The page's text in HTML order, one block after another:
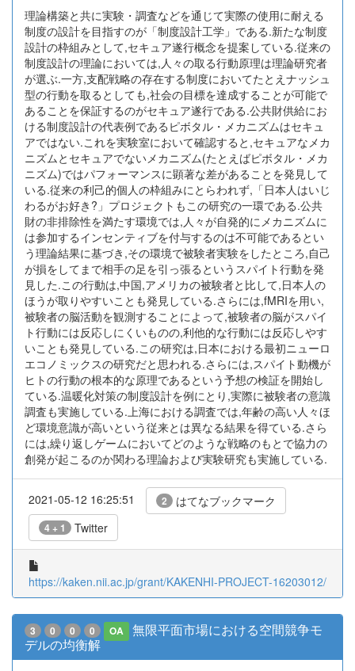
理論構築と共に実験・調査などを通じて実際の使用に耐える
制度の設計を目指すのが「制度設計工学」である.新たな制度
設計の枠組みとして,セキュア遂行概念を提案している.従来の
制度設計の理論においては,人々の取る行動原理は理論研究者
が選ぶ.一方,支配戦略の存在する制度においてたとえナッシュ
型の行動を取るとしても,社会の目標を達成することが可能で
あることを保証するのがセキュア遂行である.公共財供給にお
ける制度設計の代表例であるピボタル・メカニズムはセキュ
アではない.これを実験室において確認すると,セキュアなメカ
ニズムとセキュアでないメカニズム(たとえばピボタル・メカ
ニズム)ではパフォーマンスに顕著な差があることを発見して
いる.従来の利己的個人の枠組みにとらわれず,「日本人はいじ
わるがお好き?」プロジェクトもこの研究の一環である.公共
財の非排除性を満たす環境では,人々が自発的にメカニズムに
は参加するインセンティブを付与するのは不可能であるとい
う理論結果に基づき,その環境で被験者実験をしたところ,自己
が損をしてまで相手の足を引っ張るというスパイト行動を発
見した.この行動は,中国,アメリカの被験者と比して,日本人の
ほうが取りやすいことも発見している.さらには,fMRIを用い,
被験者の脳活動を観測することによって,被験者の脳がスパイ
ト行動には反応しにくいものの,利他的な行動には反応しやす
いことも発見している.この研究は,日本における最初ニューロ
エコノミックスの研究だと思われる.さらには,スパイト動機が
ヒトの行動の根本的な原理であるという予想の検証を開始し
ている.温暖化対策の制度設計を例にとり,実際に被験者の意識
調査も実施している.上海における調査では,年齢の高い人々ほ
ど環境意識が高いという従来とは異なる結果を得ている.さら
には,繰り返しゲームにおいてどのような戦略のもとで協力の
創発が起こるのか関わる理論および実験研究も実施している.
2021-05-12 16:25:51 2 はてなブックマーク
4 + 1 Twitter
https://kaken.nii.ac.jp/grant/KAKENHI-PROJECT-16203012/
3 0 0 0 OA
無限平面市場における空間競争モ
デルの均衡解